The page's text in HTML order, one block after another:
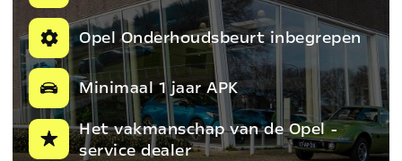
Opel Onderhoudsbeurt inbegrepen
Minimaal 1 jaar APK
Het vakmanschap van de Opel -
service dealer